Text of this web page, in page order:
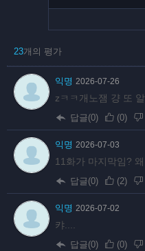
23개의 평가
익명 2026-07-26
zㅋㅋ개노잼 걍 또
답글(0) (0)
익명 2026-07-03
11화가 마지막임?
답글(0) (2)
익명 2026-07-02
캬....
답글(0) (0)